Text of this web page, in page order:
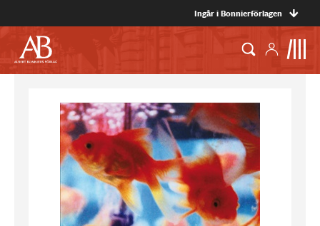
Ingår i Bonnierförlagen